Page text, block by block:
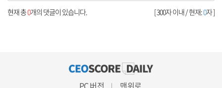
[ 300자 이내 / 현재:0자 ]
현재 총0개의 댓글이 있습니다.
PC 버전 맨위로